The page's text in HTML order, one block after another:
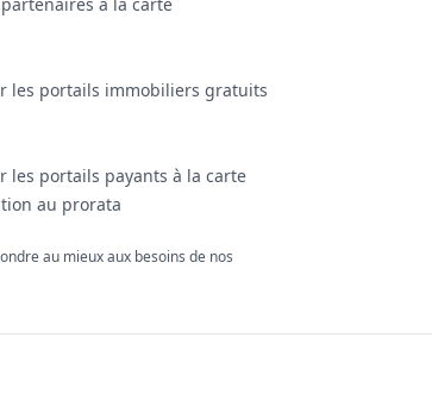
à la carte
les portails immobiliers gratuits
les portails payants à la carte
au prorata
au mieux aux besoins de nos